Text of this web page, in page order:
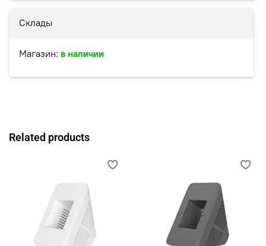
Склады
Магазин: в наличии
Related products